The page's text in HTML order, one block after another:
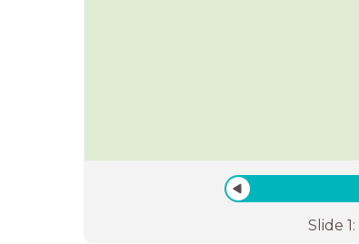
Slide 1: